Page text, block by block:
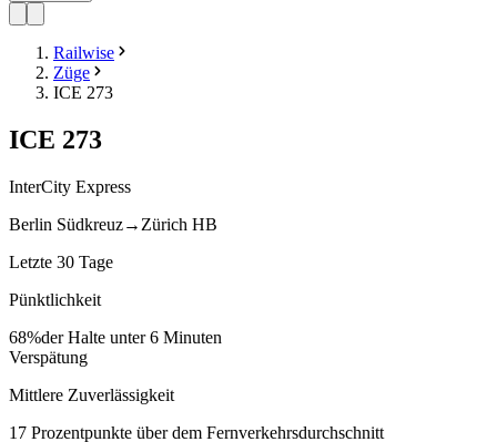
Railwise
Züge
ICE 273
ICE 273
InterCity Express
Berlin Südkreuz→ Zürich HB
Letzte 30 Tage
Pünktlichkeit
68%der Halte unter 6 Minuten
Verspätung
Mittlere Zuverlässigkeit
17 Prozentpunkte über dem Fernverkehrsdurchschnitt